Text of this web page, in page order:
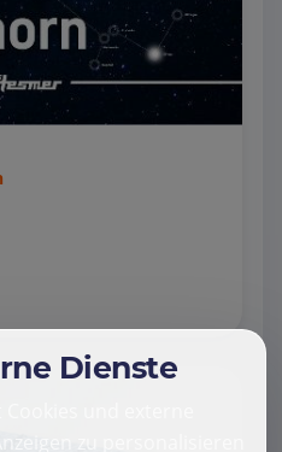
Dienste
zu personalisieren